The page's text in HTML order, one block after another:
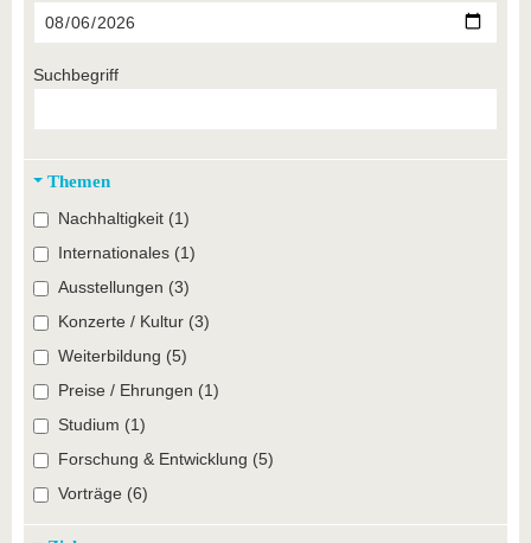
Suchbegriff
Themen
Nachhaltigkeit (1)
Internationales (1)
Ausstellungen (3)
Konzerte / Kultur (3)
Weiterbildung (5)
Preise / Ehrungen (1)
Studium (1)
Forschung & Entwicklung (5)
Vorträge (6)